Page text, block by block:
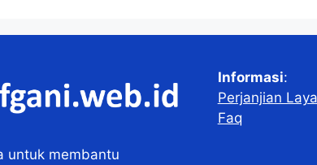
untuk membantu
Informasi:
Perjanjian
Faq